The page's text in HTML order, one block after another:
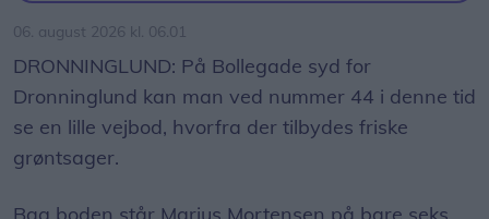
06. august 2026 kl. 06.01
DRONNINGLUND: På Bollegade syd for
Dronninglund kan man ved nummer 44 i denne tid
se en lille vejbod, hvorfra der tilbydes friske
grøntsager.
Bag boden står Marius Mortensen på bare seks